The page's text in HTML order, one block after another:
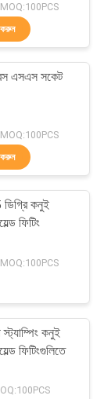
এসএস সকেট
কনুই
ফিটিং
কনুই
ফিটিংগুলিতে